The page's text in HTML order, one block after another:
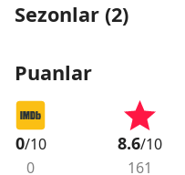
Sezonlar (2)
Puanlar
0/10
0
8.6/10
161